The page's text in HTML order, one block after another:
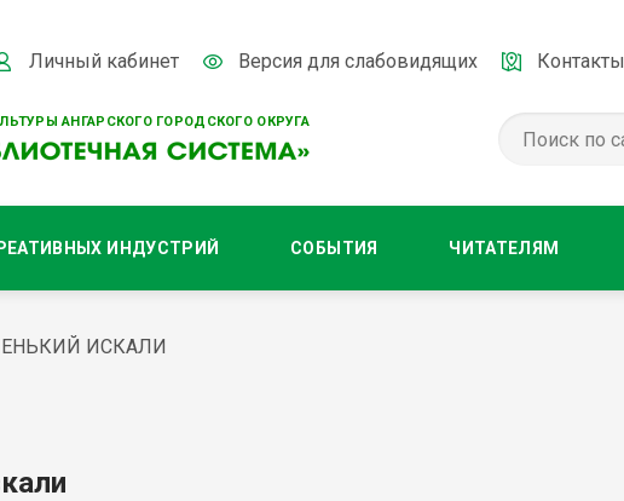
АНГАРСКОГО ГОРОДСКОГО ОКРУГА
Личный кабинет Версия для слабовидящих Контакты
ИНДУСТРИЙ СОБЫТИЯ ЧИТАТЕЛЯМ
ИСКАЛИ